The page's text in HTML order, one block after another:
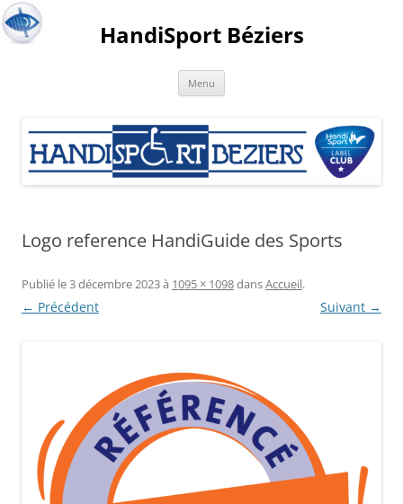
HandiSport Béziers
Menu
Logo reference HandiGuide des Sports
Publié le3 décembre 2023à 1095 × 1098dansAccueil.
← Précédent Suivant →